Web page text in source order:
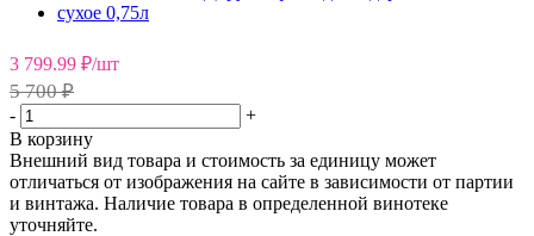
3 799.99 ₽/шт
5 700 ₽
-
+
В корзину
Внешний вид товара и стоимость за единицу может
отличаться от изображения на сайте в зависимости от партии
и винтажа. Наличие товара в определенной винотеке
уточняйте.